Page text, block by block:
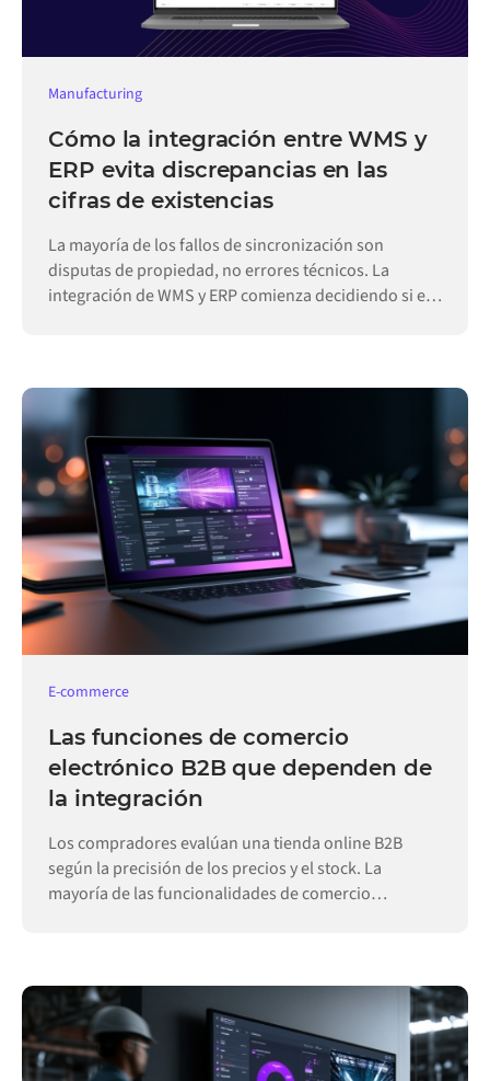
Manufacturing
Cómo la integración entre WMS y
ERP evita discrepancias en las
cifras de existencias
La mayoría de los fallos de sincronización son
disputas de propiedad, no errores técnicos. La
integración de WMS y ERP comienza decidiendo si el
E-commerce
Las funciones de comercio
electrónico B2B que dependen de
la integración
Los compradores evalúan una tienda online B2B
según la precisión de los precios y el stock. La
mayoría de las funcionalidades de comercio